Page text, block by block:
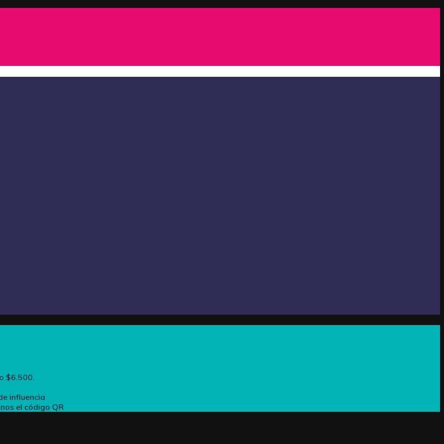
$6.500.
influencia
el código QR